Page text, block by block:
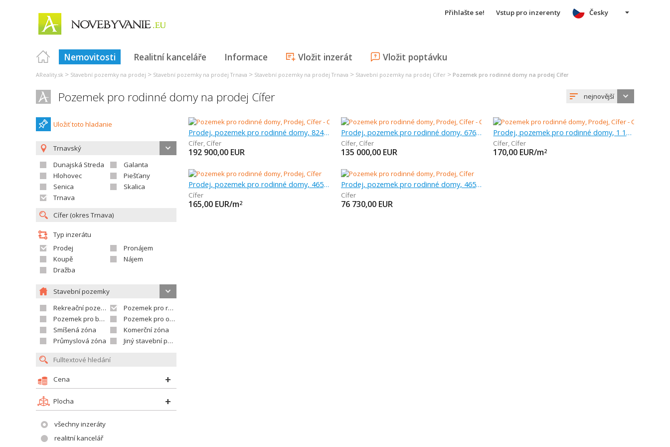
Přihlašte se! Vstup pro inzerenty
Nemovitosti Realitní kanceláře Informace Vložit inzerát Vložit poptávku
Česky
AReality.sk > Stavební pozemky na prodej > Stavební pozemky na prodej Trnava > Stavební pozemky na prodej Trnava > Stavební pozemky na prodej Cífer > Pozemek pro rodinné domy na prodej Cífer
Pozemek pro rodinné domy na prodej Cífer nejnovější
Uložiť toto hladanie
Trnavský
Dunajská Streda
Galanta
Hlohovec
Piešťany
Senica
Skalica
Trnava
Typ inzerátu
Prodej
Pronájem
Koupě
Nájem
Dražba
Stavební pozemky
Rekreační pozemek
Pozemek pro rodinné domy
Pozemek pro bytovou výstavbu
Pozemek pro občanskou vybavenost
Smíšená zóna
Komerční zóna
Průmyslová zóna
Jiný stavební pozemek
Cena
Plocha
všechny inzeráty
realitní kancelář
Prodej, pozemek pro rodinné domy, 824 m
Cífer, Cífer
192 900,00 EUR
Prodej, pozemek pro rodinné domy, 676 m
Cífer, Cífer
135 000,00 EUR
Prodej, pozemek pro rodinné domy, 1 146 m
Cífer, Cífer
170,00 EUR/m2
Prodej, pozemek pro rodinné domy, 465 m
Cífer
165,00 EUR/m2
Prodej, pozemek pro rodinné domy, 465 m
Cífer
76 730,00 EUR